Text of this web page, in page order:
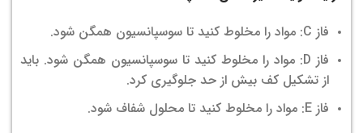
فاز C: مواد را مخلوط کنید تا سوسپانسیون همگن شود.
فاز D: مواد را مخلوط کنید تا سوسپانسیون همگن شود. باید
از تشکیل کف بیش از حد جلوگیری کرد.
فاز E: مواد را مخلوط کنید تا محلول شفاف شود.